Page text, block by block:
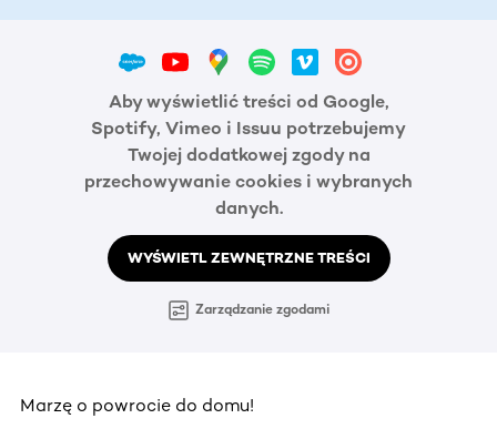
Aby wyświetlić treści od Google,
Spotify, Vimeo i Issuu potrzebujemy
Twojej dodatkowej zgody na
przechowywanie cookies i wybranych
danych.
WYŚWIETL ZEWNĘTRZNE TREŚCI
Zarządzanie zgodami
Marzę o powrocie do domu!